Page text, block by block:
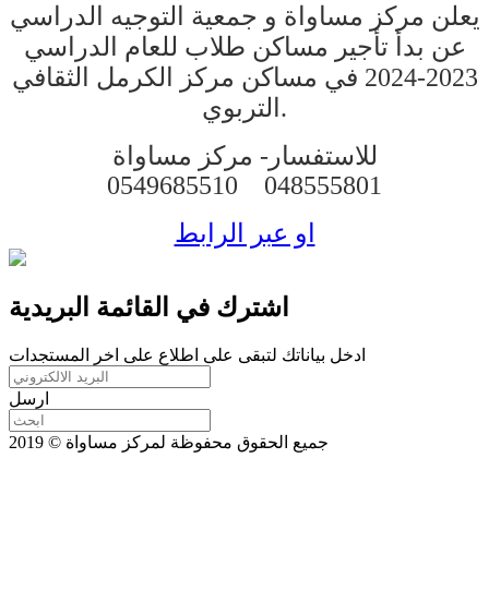
يعلن مركز مساواة و جمعية التوجيه الدراسي
عن بدأ تأجير مساكن طلاب للعام الدراسي
2023-2024 في مساكن مركز الكرمل الثقافي
التربوي.
للاستفسار- مركز مساواة
0549685510 048555801
او عبر الرابط
اشترك في القائمة البريدية
ادخل بياناتك لتبقى على اطلاع على اخر المستجدات
ارسل
جميع الحقوق محفوظة لمركز مساواة © 2019